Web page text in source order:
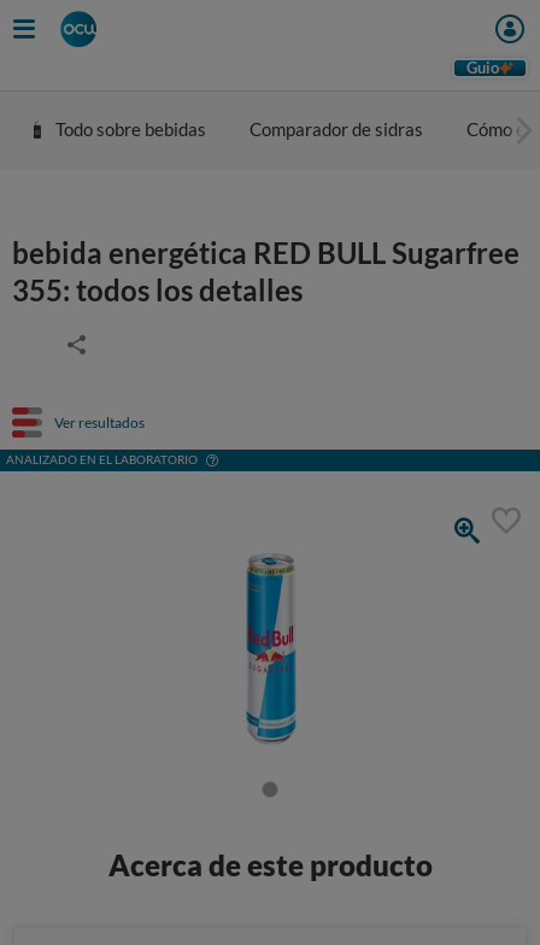
Guio
Todo sobre bebidas Comparador de sidras Cómo
bebida energética RED BULL Sugarfree
355: todos los detalles
Ver resultados
ANALIZADO EN EL LABORATORIO
Acerca de este producto